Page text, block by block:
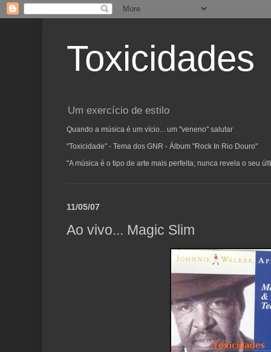
Toxicidades
Um exercício de estilo
Quando a música é um vício... um "veneno" salutar
"Toxicidade" - Tema dos GNR - Álbum "Rock In Rio Douro"
"A música é o tipo de arte mais perfeita; nunca revela o seu
11/05/07
Ao vivo... Magic Slim